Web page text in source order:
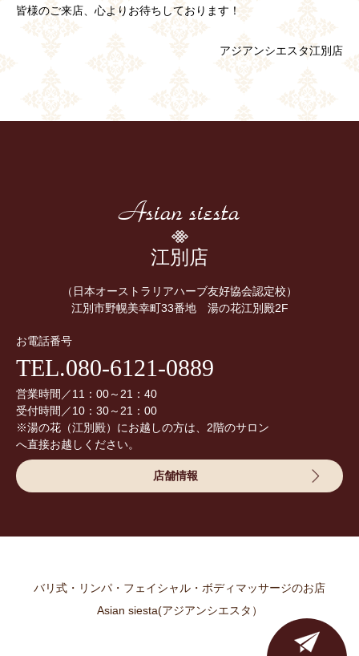
皆様のご来店、心よりお待ちしております！
アジアンシエスタ江別店
Asian siesta
江別店
（日本オーストラリアハーブ友好協会認定校）
江別市野幌美幸町33番地 湯の花江別殿2F
お電話番号
TEL.080-6121-0889
営業時間／11：00～21：40
受付時間／10：30～21：00
※湯の花（江別殿）にお越しの方は、2階のサロン
へ直接お越しください。
店舗情報
バリ式・リンパ・フェイシャル・ボディマッサージのお店
Asian siesta(アジアンシエスタ）